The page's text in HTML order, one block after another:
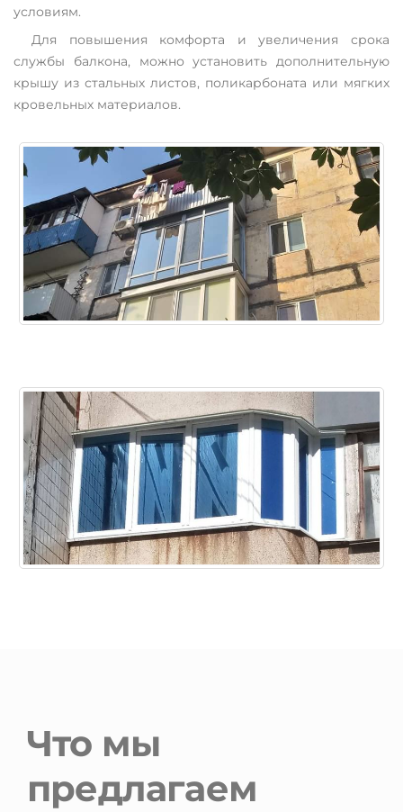
условиям.
Для повышения комфорта и увеличения срока
службы балкона, можно установить дополнительную
крышу из стальных листов, поликарбоната или мягких
кровельных материалов.
Что мы
предлагаем